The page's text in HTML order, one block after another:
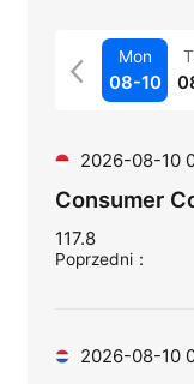
Mon
08-10
2026-08-10
Consumer
117.8
Poprzedni：
2026-08-10